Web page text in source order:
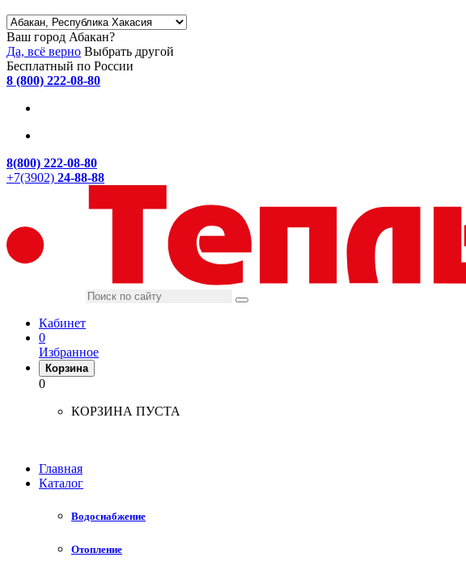
Ваш город Абакан?
Да, всё верно Выбрать другой
Бесплатный по России
8 (800) 222-08-80
8(800) 222-08-80
+7(3902) 24-88-88
Кабинет
0
Избранное
Корзина
0
КОРЗИНА ПУСТА
Главная
Каталог
Водоснабжение
Отопление